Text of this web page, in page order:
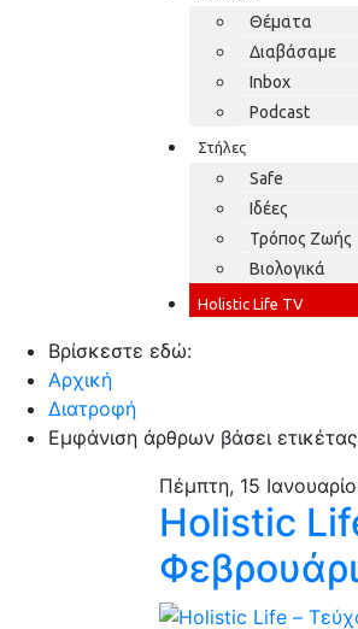
Θέματα
Διαβάσαμε
Inbox
Podcast
Στήλες
Safe
Ιδέες
Τρόπος Ζωής
Βιολογικά
Holistic Life TV
Βρίσκεστε εδώ:
Αρχική
Διατροφή
Εμφάνιση άρθρων βάσει
Πέμπτη, 15
Holistic